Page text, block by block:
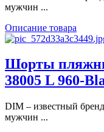
мужчин ...
Описание товара
Шорты
38005 L 960-
DIM – известный
мужчин ...